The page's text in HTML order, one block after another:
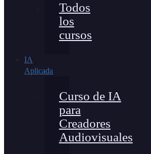
Todos
los
cursos
IA
Aplicada
Curso de IA
para
Creadores
Audiovisuales